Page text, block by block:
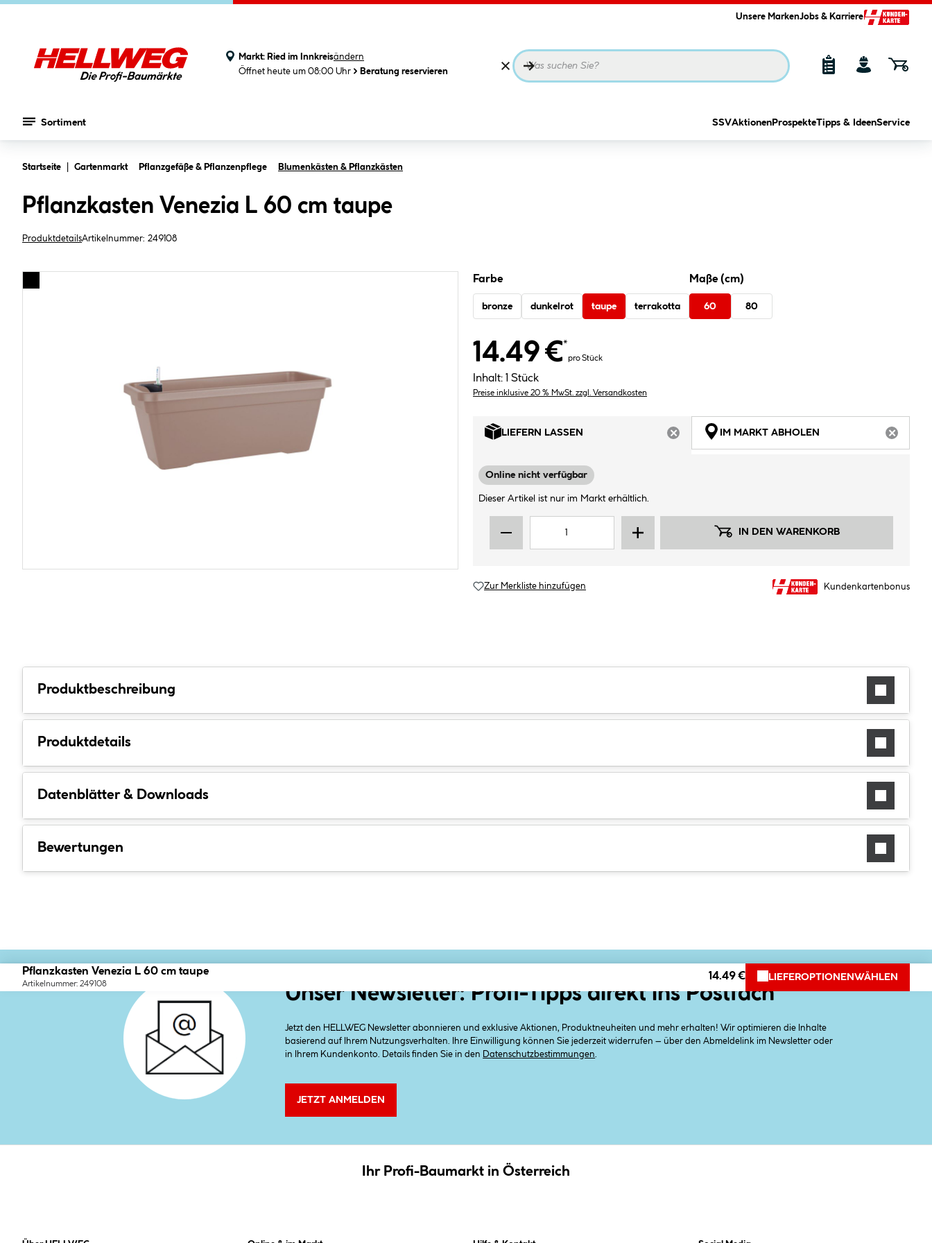
Unsere MarkenJobs & Karriere
Markt: Ried im Innkreisändern
Öffnet heute um 08:00 Uhr
Beratung reservieren
Sortiment SSVAktionen ProspekteTipps & IdeenService
Startseite Gartenmarkt Pflanzgefäße & Pflanzenpflege Blumenkästen & Pflanzkästen
Pflanzkasten Venezia L 60 cm taupe
ProduktdetailsArtikelnummer: 249108
Farbe
bronze dunkelrot taupe terrakotta
Maße (cm)
60 80
14.49 €*
pro Stück
Inhalt: 1 Stück
Preise inklusive 20 % MwSt. zzgl. Versandkosten
LIEFERN LASSEN
ARTIKEL NICHT VERFÜGBAR
IM MARKT ABHOLEN
Online nicht verfügbar
Dieser Artikel ist nur im Markt erhältlich.
IN DEN WARENKORB
Zur Merkliste hinzufügen Kundenkartenbonus
Produktbeschreibung
Produktdetails
Datenblätter & Downloads
Bewertungen
Pflanzkasten Venezia L 60 cm taupe
Artikelnummer: 249108
14.49 € LIEFEROPTIONEN WÄHLEN
Unser Newsletter: Profi-Tipps direkt ins Postfach
Jetzt den HELLWEG Newsletter abonnieren und exklusive Aktionen, Produktneuheiten und mehr erhalten! Wir optimieren die Inhalte
basierend auf Ihrem Nutzungsverhalten. Ihre Einwilligung können Sie jederzeit widerrufen – über den Abmeldelink im Newsletter oder
in Ihrem Kundenkonto. Details finden Sie in den
Datenschutzbestimmungen
JETZT ANMELDEN
Ihr Profi-Baumarkt in Österreich